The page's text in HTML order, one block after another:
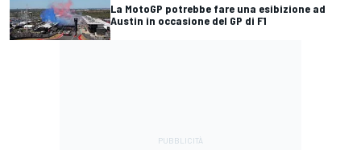
La MotoGP potrebbe fare una esibizione ad
Austin in occasione del GP di F1